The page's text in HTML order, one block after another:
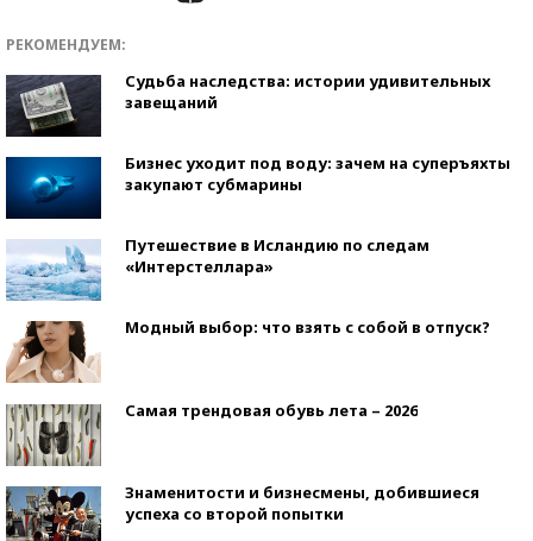
РЕКОМЕНДУЕМ:
Судьба наследства: истории удивительных
завещаний
Бизнес уходит под воду: зачем на суперъяхты
закупают субмарины
Путешествие в Исландию по следам
«Интерстеллара»
Модный выбор: что взять с собой в отпуск?
Самая трендовая обувь лета – 2026
Знаменитости и бизнесмены, добившиеся
успеха со второй попытки